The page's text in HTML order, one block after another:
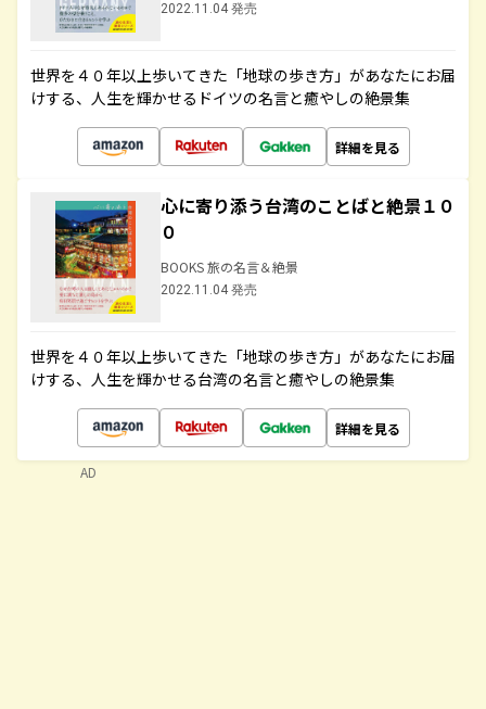
2022.11.04 発売
世界を４０年以上歩いてきた「地球の歩き方」があなたにお届
けする、人生を輝かせるドイツの名言と癒やしの絶景集
詳細を見る
心に寄り添う台湾のことばと絶景１０
０
BOOKS 旅の名言＆絶景
2022.11.04 発売
世界を４０年以上歩いてきた「地球の歩き方」があなたにお届
けする、人生を輝かせる台湾の名言と癒やしの絶景集
詳細を見る
AD